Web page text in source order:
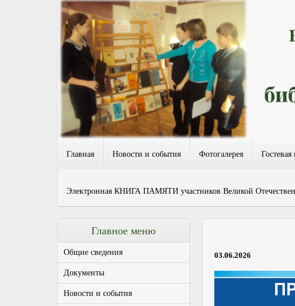
Главная Новости и события Фотогалерея Гостевая
Электронная КНИГА ПАМЯТИ участников Великой
03.06.2026
Главное меню
Общие сведения
Документы
Новости и события